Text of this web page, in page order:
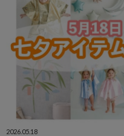
2026.05.18